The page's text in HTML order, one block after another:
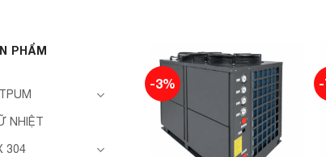
PHẨM
NHIỆT
304
-3%